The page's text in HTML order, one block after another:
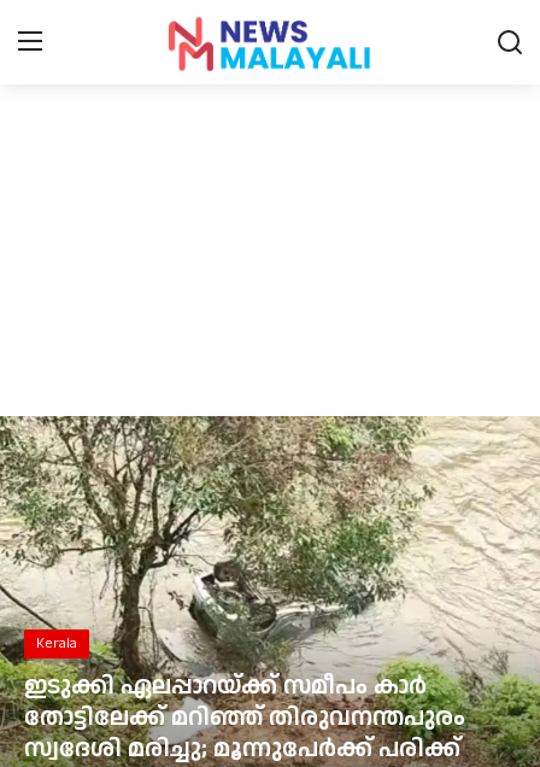
Entertainment
Sports
Food
Gulf News
Loksabha Election 2024
Technology
Health
Kerala
ഇടുക്കി ഏലപ്പാറയ്ക്ക് സമീപം കാർ
തോട്ടിലേക്ക് മറിഞ്ഞ് തിരുവനന്തപുരം
സ്വദേശി മരിച്ചു; മൂന്നുപേർക്ക് പരിക്ക്